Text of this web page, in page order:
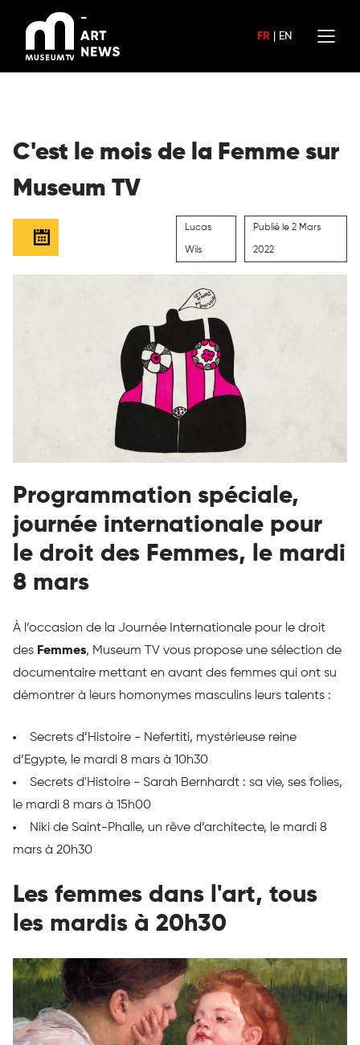
contenu
FR EN
C'est le mois de la Femme sur
Museum TV
Lucas
Wils
Publié le 2 Mars
2022
Programmation spéciale,
journée internationale pour
le droit des Femmes, le mardi
8 mars
À l’occasion de la Journée Internationale pour le droit
des Femmes, Museum TV vous propose une sélection de
documentaire mettant en avant des femmes qui ont su
démontrer à leurs homonymes masculins leurs talents :
Secrets d’Histoire - Nefertiti, mystérieuse reine
d’Egypte, le mardi 8 mars à 10h30
Secrets d'Histoire - Sarah Bernhardt : sa vie, ses folies,
le mardi 8 mars à 15h00
Niki de Saint-Phalle, un rêve d’architecte, le mardi 8
mars à 20h30
Les femmes dans l'art, tous
les mardis à 20h30